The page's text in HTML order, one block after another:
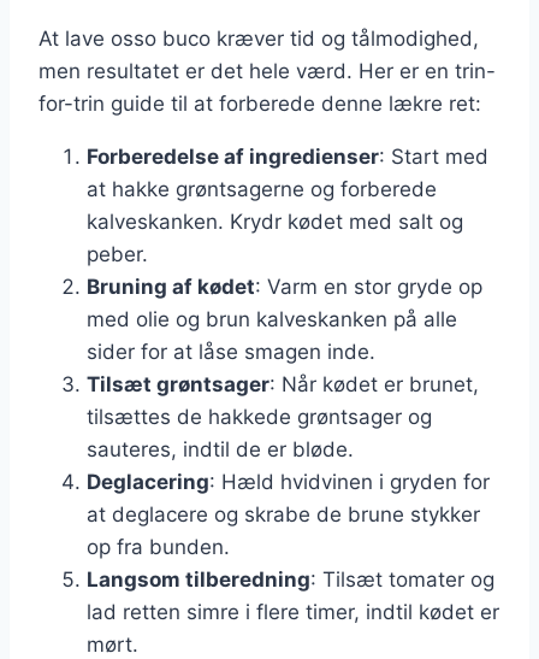
At lave osso buco kræver tid og tålmodighed,
men resultatet er det hele værd. Her er en trin-
for-trin guide til at forberede denne lækre ret:
Forberedelse af ingredienser: Start med
at hakke grøntsagerne og forberede
kalveskanken. Krydr kødet med salt og
peber.
Bruning af kødet: Varm en stor gryde op
med olie og brun kalveskanken på alle
sider for at låse smagen inde.
Tilsæt grøntsager: Når kødet er brunet,
tilsættes de hakkede grøntsager og
sauteres, indtil de er bløde.
Deglacering: Hæld hvidvinen i gryden for
at deglacere og skrabe de brune stykker
op fra bunden.
Langsom tilberedning: Tilsæt tomater og
lad retten simre i flere timer, indtil kødet er
mørt.